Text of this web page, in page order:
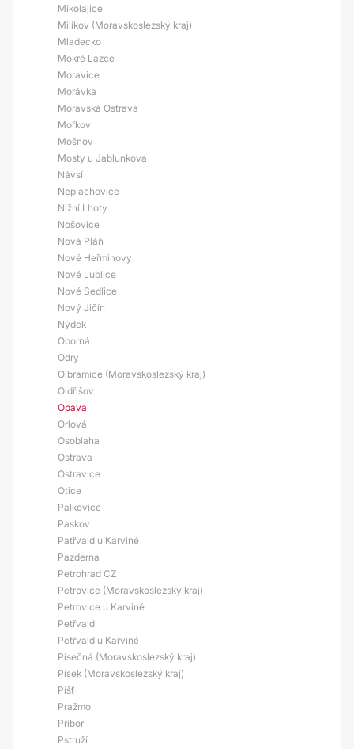
Mikolajice
Milíkov (Moravskoslezský kraj)
Mladecko
Mokré Lazce
Moravice
Morávka
Moravská Ostrava
Mořkov
Mošnov
Mosty u Jablunkova
Návsí
Neplachovice
Nižní Lhoty
Nošovice
Nová Pláň
Nové Heřminovy
Nové Lublice
Nové Sedlice
Nový Jičín
Nýdek
Oborná
Odry
Olbramice (Moravskoslezský kraj)
Oldřišov
Opava
Orlová
Osoblaha
Ostrava
Ostravice
Otice
Palkovice
Paskov
Patřvald u Karviné
Pazderna
Petrohrad CZ
Petrovice (Moravskoslezský kraj)
Petrovice u Karviné
Petřvald
Petřvald u Karviné
Písečná (Moravskoslezský kraj)
Písek (Moravskoslezský kraj)
Píšť
Pražmo
Příbor
Pstruží